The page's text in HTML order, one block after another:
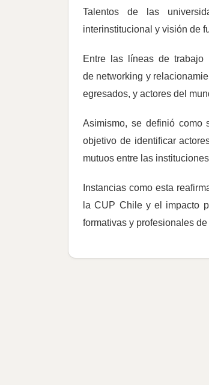
Talentos de las
interinstitucional y visión de
Entre las líneas de trabajo
de networking y
egresados, y actores del
Asimismo, se definió como
objetivo de identificar
mutuos entre las
Instancias como esta
la CUP Chile y el impacto
formativas y profesionales